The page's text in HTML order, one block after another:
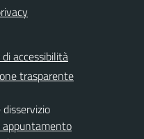
accessibilità
trasparente
appuntamento